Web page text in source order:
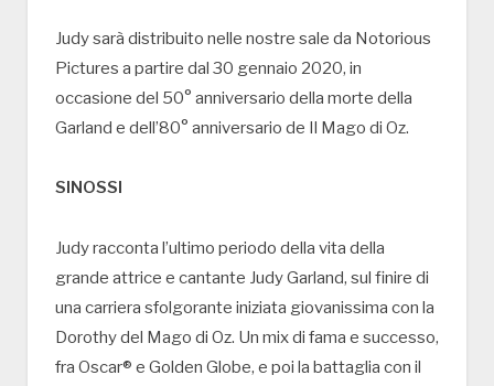
Judy sarà distribuito nelle nostre sale da Notorious
Pictures a partire dal 30 gennaio 2020, in
occasione del 50° anniversario della morte della
Garland e dell’80° anniversario de Il Mago di Oz.
SINOSSI
Judy racconta l’ultimo periodo della vita della
grande attrice e cantante Judy Garland, sul finire di
una carriera sfolgorante iniziata giovanissima con la
Dorothy del Mago di Oz. Un mix di fama e successo,
fra Oscar® e Golden Globe, e poi la battaglia con il